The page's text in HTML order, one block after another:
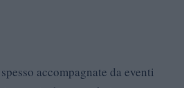
accompagnate da eventi